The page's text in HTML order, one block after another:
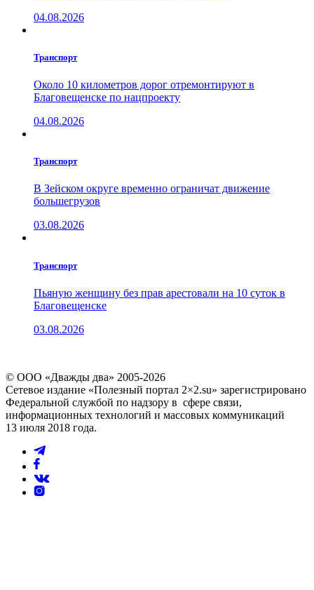
04.08.2026
Транспорт
Около 10 километров дорог отремонтируют в
Благовещенске по нацпроекту
04.08.2026
Транспорт
В Зейском округе временно ограничат движение
большегрузов
03.08.2026
Транспорт
Пьяную женщину без прав арестовали на 10 суток в
Благовещенске
03.08.2026
© ООО «Дважды два» 2005-2026
Сетевое издание «Полезный портал 2×2.su» зарегистрировано
Федеральной службой по надзору в сфере связи,
информационных технологий и массовых коммуникаций
13 июля 2018 года.